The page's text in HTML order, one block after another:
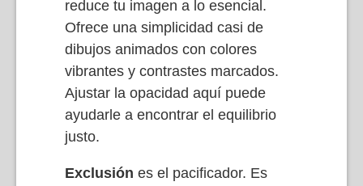
reduce tu imagen a lo esencial.
Ofrece una simplicidad casi de
dibujos animados con colores
vibrantes y contrastes marcados.
Ajustar la opacidad aquí puede
ayudarle a encontrar el equilibrio
justo.
Exclusión es el pacificador. Es